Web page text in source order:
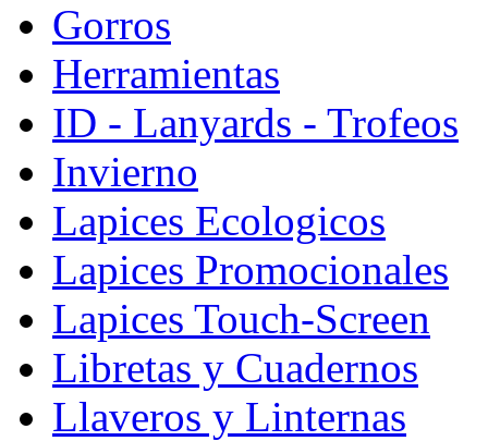
Gorros
Herramientas
ID - Lanyards - Trofeos
Invierno
Lapices Ecologicos
Lapices Promocionales
Lapices Touch-Screen
Libretas y Cuadernos
Llaveros y Linternas